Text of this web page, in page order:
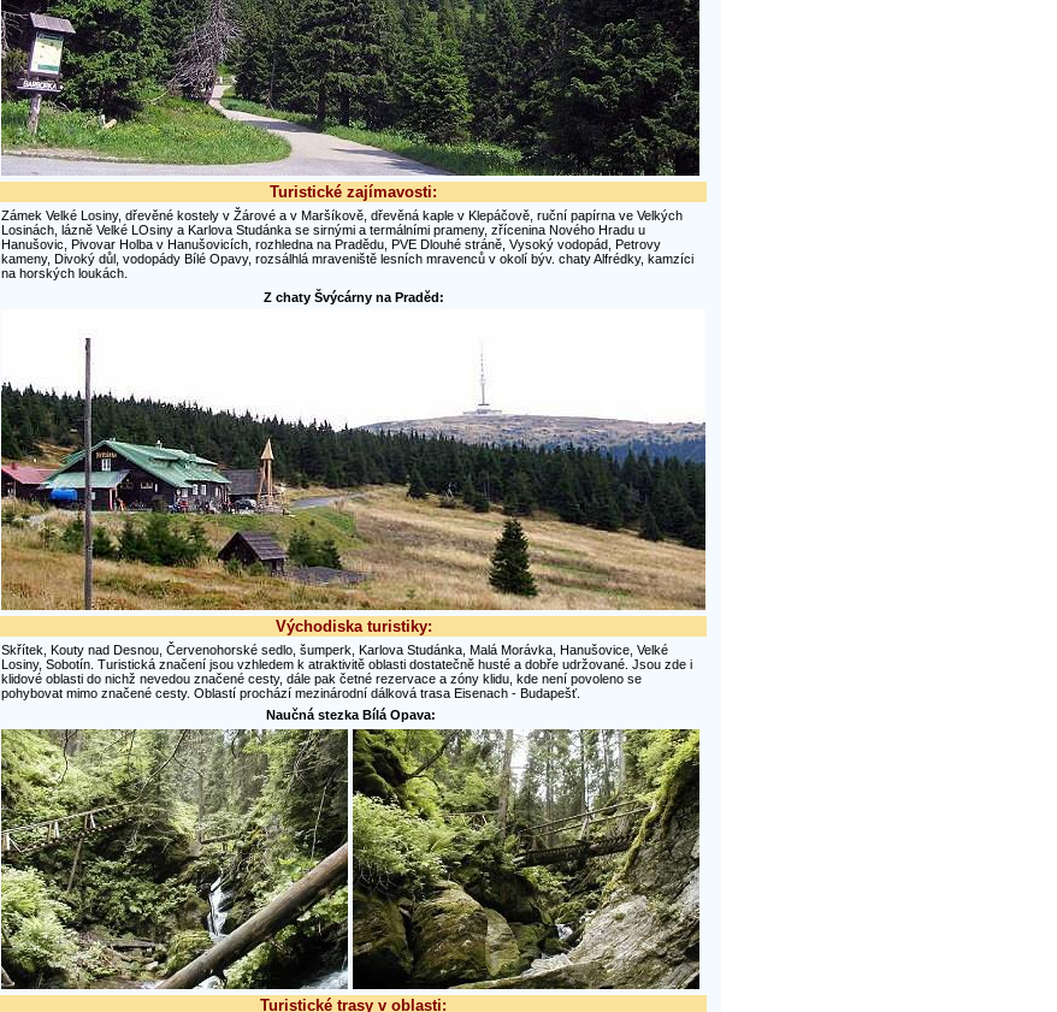
Turistické zajímavosti:
Zámek Velké Losiny, dřevěné kostely v Žárové a v Maršíkově, dřevěná kaple v Klepáčově, ruční papírna ve Velkých
Losinách, lázně Velké LOsiny a Karlova Studánka se sirnými a termálními prameny, zřícenina Nového Hradu u
Hanušovic, Pivovar Holba v Hanušovicích, rozhledna na Pradědu, PVE Dlouhé stráně, Vysoký vodopád, Petrovy
kameny, Divoký důl, vodopády Bílé Opavy, rozsálhlá mraveniště lesních mravenců v okolí býv. chaty Alfrédky, kamzíci
na horských loukách.
Z chaty Švýcárny na Praděd:
Východiska turistiky:
Skřítek, Kouty nad Desnou, Červenohorské sedlo, šumperk, Karlova Studánka, Malá Morávka, Hanušovice, Velké
Losiny, Sobotín. Turistická značení jsou vzhledem k atraktivitě oblasti dostatečně husté a dobře udržované. Jsou zde i
klidové oblasti do nichž nevedou značené cesty, dále pak četné rezervace a zóny klidu, kde není povoleno se
pohybovat mimo značené cesty. Oblastí prochází mezinárodní dálková trasa Eisenach - Budapešť.
Naučná stezka Bílá Opava:
Turistické trasy v oblasti: